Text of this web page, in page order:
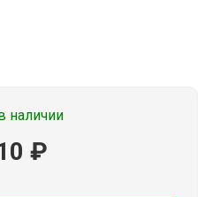
наличии
₽